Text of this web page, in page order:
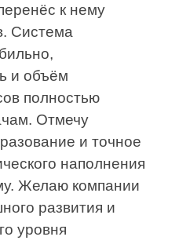
к нему
Система
и объём
полностью
Отмечу
и точное
наполнения
Желаю компании
развития и
уровня